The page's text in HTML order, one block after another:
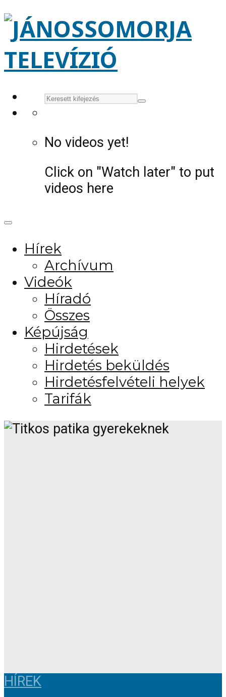
No videos yet!
Click on "Watch later" to put
videos here
Hírek
Archívum
Videók
Híradó
Összes
Képújság
Hirdetések
Hirdetés beküldés
Hirdetésfelvételi helyek
Tarifák
HÍREK